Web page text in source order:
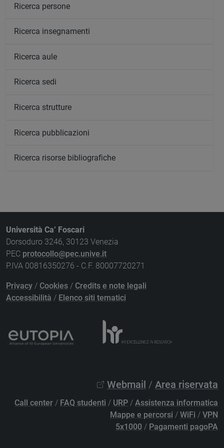
Ricerca persone
Ricerca insegnamenti
Ricerca aule
Ricerca sedi
Ricerca strutture
Ricerca pubblicazioni
Ricerca risorse bibliografiche
Università Ca’ Foscari
Dorsoduro 3246, 30123 Venezia
PEC protocollo@pec.unive.it
P.IVA 00816350276 - C.F. 80007720271
Privacy / Cookies / Credits e note legali
Accessibilità / Elenco siti tematici
Webmail / Area riservata
Call center / FAQ studenti / URP / Assistenza informatica
Mappe e percorsi / WiFi / VPN
5x1000 / Pagamenti pagoPA